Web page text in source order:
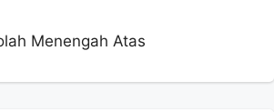
Menengah Atas